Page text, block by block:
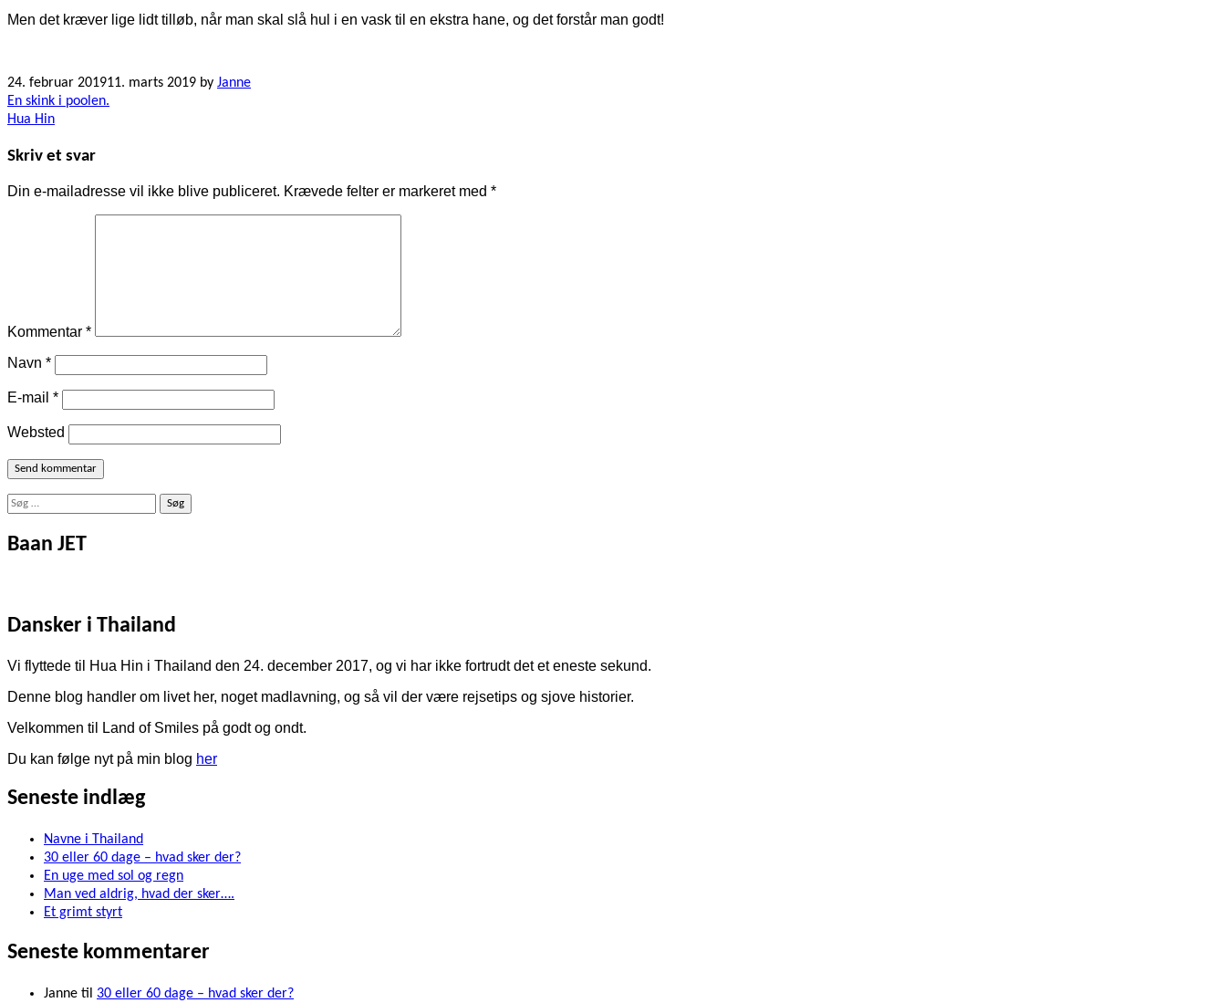
Men det kræver lige lidt tilløb, når man skal slå hul i en vask til en ekstra hane, og det forstår man godt!
24. februar 201911. marts 2019 by Janne
Indlægsnavigation
En skink i poolen.
Hua Hin
Skriv et svar
Din e-mailadresse vil ikke blive publiceret. Krævede felter er markeret med *
Kommentar *
Navn *
E-mail *
Websted
Søg
Baan JET
Dansker i Thailand
Vi flyttede til Hua Hin i Thailand den 24. december 2017, og vi har ikke fortrudt det et eneste sekund.
Denne blog handler om livet her, noget madlavning, og så vil der være rejsetips og sjove historier.
Velkommen til Land of Smiles på godt og ondt.
Du kan følge nyt på min blog her
Seneste indlæg
Navne i Thailand
30 eller 60 dage – hvad sker der?
En uge med sol og regn
Man ved aldrig, hvad der sker….
Et grimt styrt
Seneste kommentarer
Janne til 30 eller 60 dage – hvad sker der?